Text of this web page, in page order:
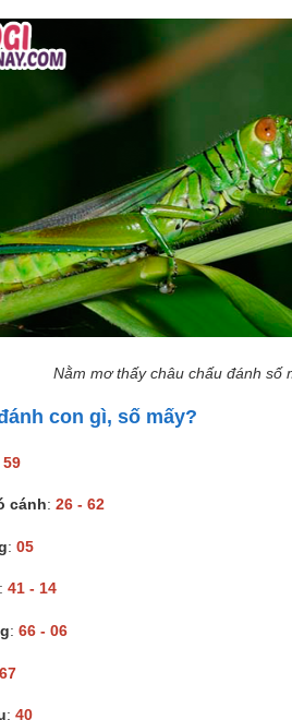
Nằm mơ thấy châu chấu đánh số
con gì, số mấy?
59
cánh: 26 - 62
: 05
: 41 - 14
: 66 - 06
67
: 40